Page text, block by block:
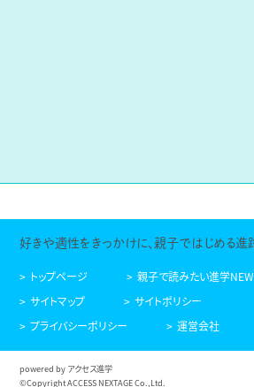
好きや適性をきっかけに、親子ではじめる進
トップページ
親子で読みたい進学
サイトマップ
サイトポリシー
プライバシーポリシー
運営会社
powered by アクセス進学
©Copyright ACCESS NEXTAGE Co.,Ltd.